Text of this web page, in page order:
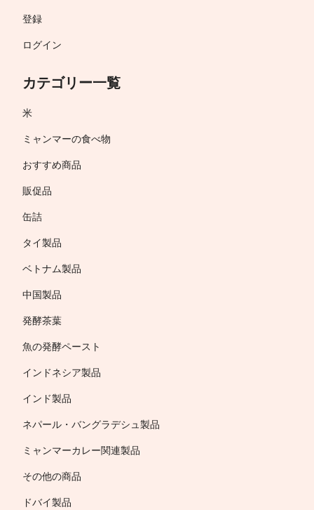
登録
ログイン
カテゴリー一覧
米
ミャンマーの食べ物
おすすめ商品
販促品
缶詰
タイ製品
ベトナム製品
中国製品
発酵茶葉
魚の発酵ペースト
インドネシア製品
インド製品
ネパール・バングラデシュ製品
ミャンマーカレー関連製品
その他の商品
ドバイ製品